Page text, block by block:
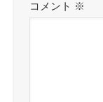
コメント ※